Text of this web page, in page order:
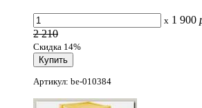
x 1 900
2 210
Скидка 14%
Артикул: be-010384